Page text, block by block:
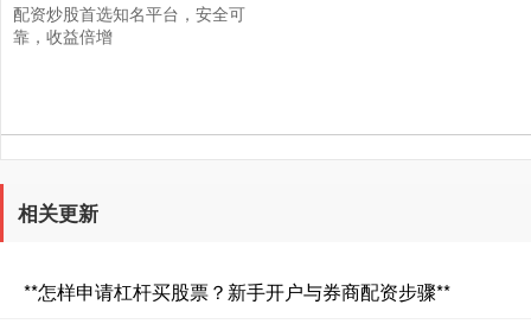
配资炒股首选知名平台，安全可
靠，收益倍增
相关更新
**怎样申请杠杆买股票？新手开户与券商配资步骤**